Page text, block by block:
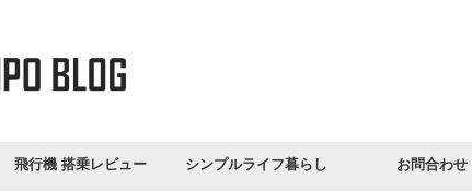
飛行機 搭乗レビュー シンプルライフ暮らし お問合わせ